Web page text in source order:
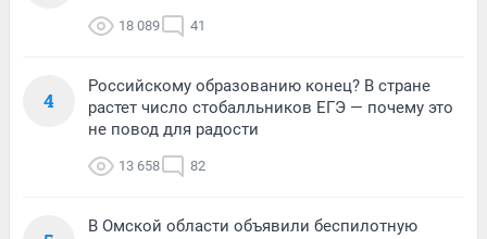
18 089 41
4
Российскому образованию конец? В стране
растет число стобалльников ЕГЭ — почему это
не повод для радости
13 658 82
В Омской области объявили беспилотную